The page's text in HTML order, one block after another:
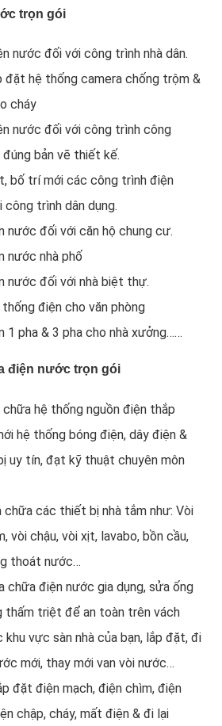
trọn gói
nước đối với công trình nhà dân.
đặt hệ thống camera chống trộm &
cháy
nước đối với công trình công
bản vẽ thiết kế.
bố trí mới các công trình điện
trình dân dụng.
nước đối với căn hộ chung cư.
nước nhà phố
nước đối với nhà biệt thự.
điện cho văn phòng
1 pha & 3 pha cho nhà xưởng……
điện nước trọn gói
hệ thống nguồn điện thắp
hệ thống bóng điện, dây điện &
uy tín, đạt kỹ thuật chuyên môn
chữa các thiết bị nhà tắm như: Vòi
vòi chậu, vòi xịt, lavabo, bồn cầu,
thoát nước…
chữa điện nước gia dụng, sửa ống
thấm triệt để an toàn trên vách
khu vực sàn nhà của bạn, lắp đặt, đi
mới, thay mới van vòi nước…
đặt điện mạch, điện chìm, điện
chập, cháy, mất điện & đi lại